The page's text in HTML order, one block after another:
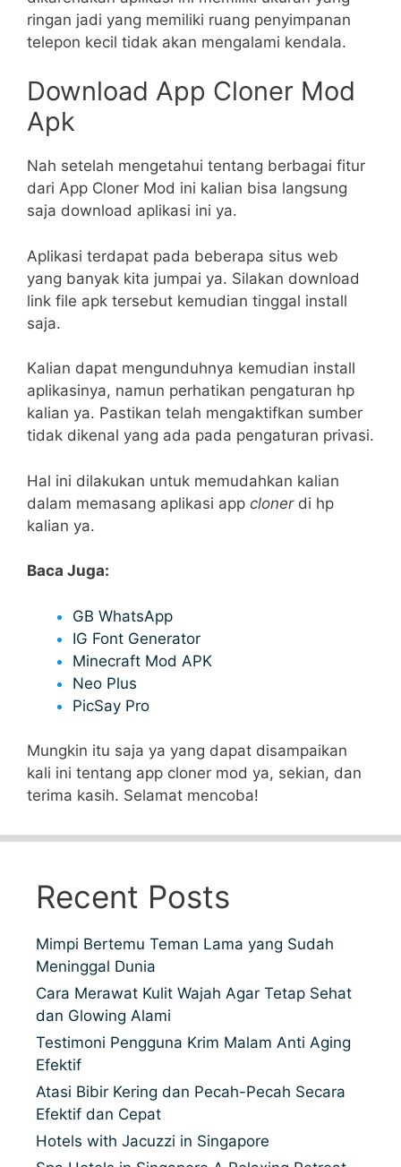
ringan jadi yang memiliki ruang penyimpanan
telepon kecil tidak akan mengalami kendala.
Download App Cloner Mod
Apk
Nah setelah mengetahui tentang berbagai fitur
dari App Cloner Mod ini kalian bisa langsung
saja download aplikasi ini ya.
Aplikasi terdapat pada beberapa situs web
yang banyak kita jumpai ya. Silakan download
link file apk tersebut kemudian tinggal install
saja.
Kalian dapat mengunduhnya kemudian install
aplikasinya, namun perhatikan pengaturan hp
kalian ya. Pastikan telah mengaktifkan sumber
tidak dikenal yang ada pada pengaturan privasi.
Hal ini dilakukan untuk memudahkan kalian
dalam memasang aplikasi app clonerdi hp
kalian ya.
Baca Juga:
GB WhatsApp
IG Font Generator
Minecraft Mod APK
Neo Plus
PicSay Pro
Mungkin itu saja ya yang dapat disampaikan
kali ini tentang app cloner mod ya, sekian, dan
terima kasih. Selamat mencoba!
Recent Posts
Mimpi Bertemu Teman Lama yang Sudah
Meninggal Dunia
Cara Merawat Kulit Wajah Agar Tetap Sehat
dan Glowing Alami
Testimoni Pengguna Krim Malam Anti Aging
Efektif
Atasi Bibir Kering dan Pecah-Pecah Secara
Efektif dan Cepat
Hotels with Jacuzzi in Singapore